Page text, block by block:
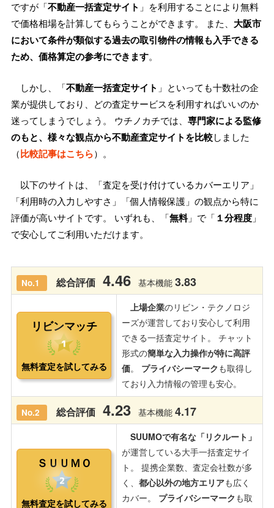
ですが「不動産一括査定サイト 」を利用することにより無料
で価格相場を計算してもらうことができます。 また、 大阪市
において条件が類似する過去の取引物件の情報も入手できる
ため、価格算定の参考にできます。
しかし、「不動産一括査定サイト 」といっても十数社の企
業が提供しており、どの査定サービスを利用すればいいのか
迷ってしまうでしょう。 ウチノカチでは、 専門家による監修
のもと、様々な観点から不動産査定サイトを比較しました
（比較記事はこちら）。
以下のサイトは、「査定を受け付けているカバーエリア」
「利用時の入力しやすさ」「個人情報保護」の観点から特に
評価が高いサイトです。 いずれも、「無料」で「 １分程度 」
で安心してご利用いただけます。